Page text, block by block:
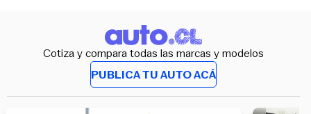
Cotiza y compara todas las marcas y modelos
PUBLICA TU AUTO ACÁ